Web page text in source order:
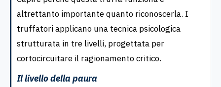
altrettanto importante quanto riconoscerla. I
truffatori applicano una tecnica psicologica
strutturata in tre livelli, progettata per
cortocircuitare il ragionamento critico.
Il livello della paura